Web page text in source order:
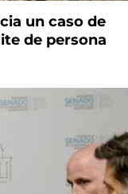
un caso de
de persona